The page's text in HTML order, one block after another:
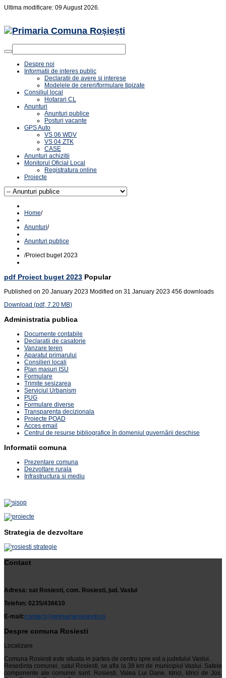
Ultima modificare: 09 August 2026.
Despre noi
Informatii de interes public
Declaratii de avere si interese
Modelele de cereri/formulare tipizate
Consiliul local
Hotarari CL
Anunturi
Anunturi publice
Posturi vacante
GPS Auto
VS 06 WDV
VS 04 ZTK
CASE
Anunturi achizitii
Monitorul Oficial Local
Registratura online
Proiecte
Home/
Anunturi/
Anunturi publice
/Proiect buget 2023
pdf Proiect buget 2023 Popular
Published on 20 January 2023 Modified on 31 January 2023 456 downloads
Download (pdf, 7.20 MB)
Administratia publica
Documente contabile
Declaratii de casatorie
Vanzare teren
Aparatul primarului
Consilieri locali
Plan masuri ISU
Formulare
Trimite sesizarea
Serviciul Urbanism
PUG
Formulare diverse
Transparenta decizionala
Proiecte POAD
Acces email
Centrul de resurse bibliografice în domeniul guvernării deschise
Informatii comuna
Prezentare comuna
Dezvoltare rurala
Infrastructura si mediu
Strategia de dezvoltare
Contact
Adresa: sat Rosiesti, com. Rosiesti, jud. Vaslui
Telefon: 0235/436610
E-mail:contact@primariarosiesti.ro
Despre comuna Rosiesti
Localizare
Comuna Rosiesti este situata in partea de centru spre est a judetului Vaslui.
Resedinta comunei, satul Rosiesti, se afla la 38 km de municipiul Vaslui. Satele
componente ale comunei sunt: Rosiesti, Valea Lui Darie, Idrici, Idrici de Jos,